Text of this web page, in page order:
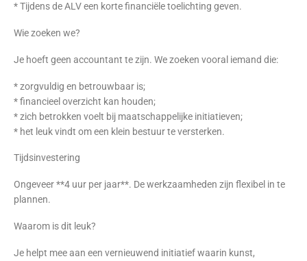
* Tijdens de ALV een korte financiële toelichting geven.
Wie zoeken we?
Je hoeft geen accountant te zijn. We zoeken vooral iemand die:
* zorgvuldig en betrouwbaar is;
* financieel overzicht kan houden;
* zich betrokken voelt bij maatschappelijke initiatieven;
* het leuk vindt om een klein bestuur te versterken.
Tijdsinvestering
Ongeveer **4 uur per jaar**. De werkzaamheden zijn flexibel in te
plannen.
Waarom is dit leuk?
Je helpt mee aan een vernieuwend initiatief waarin kunst,